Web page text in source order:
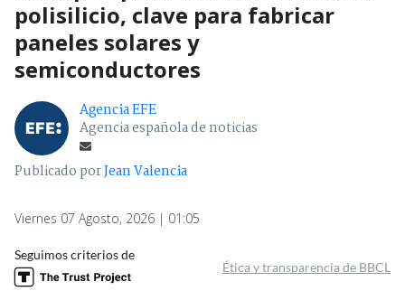
polisilicio, clave para fabricar
paneles solares y
semiconductores
Agencia EFE
Agencia española de noticias
Publicado porJean Valencia
Viernes 07 Agosto, 2026 | 01:05
Seguimos criterios de
Ética y transparencia de BBCL